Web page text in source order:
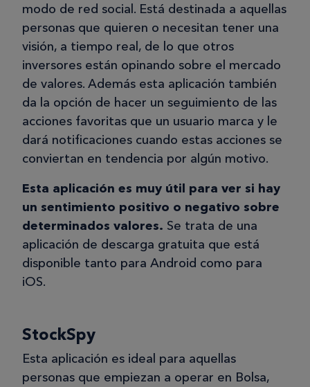
modo de red social. Está destinada a aquellas
personas que quieren o necesitan tener una
visión, a tiempo real, de lo que otros
inversores están opinando sobre el mercado
de valores. Además esta aplicación también
da la opción de hacer un seguimiento de las
acciones favoritas que un usuario marca y le
dará notificaciones cuando estas acciones se
conviertan en tendencia por algún motivo.
Esta aplicación es muy útil para ver si hay
un sentimiento positivo o negativo sobre
determinados valores. Se trata de una
aplicación de descarga gratuita que está
disponible tanto para Android como para
iOS.
StockSpy
Esta aplicación es ideal para aquellas
personas que empiezan a operar en Bolsa,